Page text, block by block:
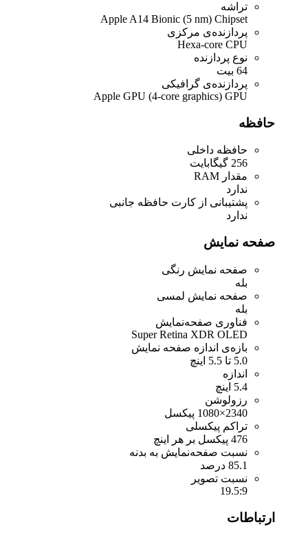
تراشه
Apple A14 Bionic (5 nm) Chipset
پردازنده‌ی مرکزی
Hexa-core CPU
نوع پردازنده
64 بیت
پردازنده‌ی گرافیکی
Apple GPU (4-core graphics) GPU
حافظه
حافظه داخلی
256 گیگابایت
مقدار RAM
ندارد
پشتیبانی از کارت حافظه جانبی
ندارد
صفحه نمایش
صفحه نمایش رنگی
بله
صفحه نمایش لمسی
بله
فناوری صفحه‌نمایش
Super Retina XDR OLED
بازه‌ی اندازه صفحه نمایش
5.0 تا 5.5 اینچ
اندازه
5.4 اینچ
رزولوشن
2340×1080 پیکسل
تراکم پیکسلی
476 پیکسل بر هر اینچ
نسبت صفحه‌نمایش به بدنه
85.1 درصد
نسبت تصویر
19.5:9
ارتباطات